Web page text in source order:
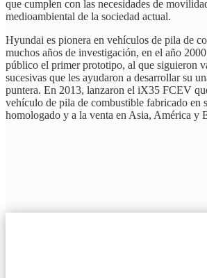
que cumplen con las necesidades de
medioambiental de la sociedad actual.
Hyundai es pionera en vehículos de pila de
muchos años de investigación, en el año
público el primer prototipo, al que siguieron
sucesivas que les ayudaron a desarrollar su
puntera. En 2013, lanzaron el iX35 FCEV
vehículo de pila de combustible fabricado en
homologado y a la venta en Asia, América y